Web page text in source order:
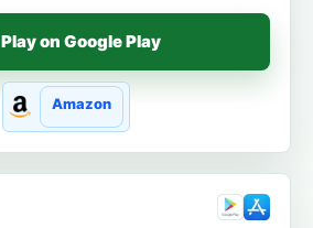
Play on Google Play
Amazon